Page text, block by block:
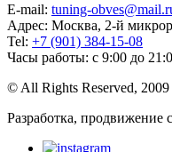
E-mail: tuning-
Адрес: Москва, 2-й
Tel: +7 (901) 384-15-08
Часы работы: с 9:00 до
© All Rights Reserved, 2009
Разработка, продвижение